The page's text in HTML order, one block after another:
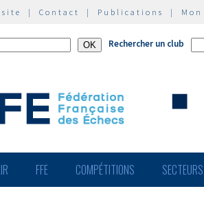
| Contact | Publications |
Rechercher un club
FFE COMPÉTITIONS SECTEURS